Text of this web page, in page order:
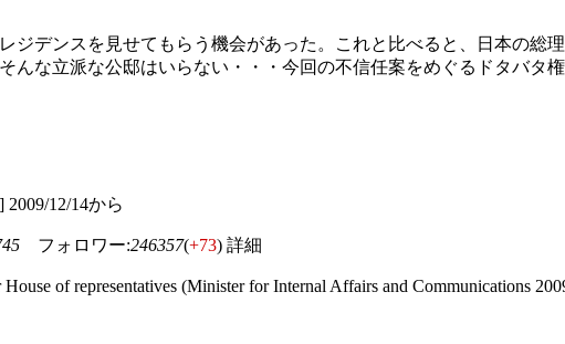
ジデンスを見せてもらう機会があった。これと比べると、日本の総
んな立派な公邸はいらない・・・今回の不信任案をめぐるドタバタ
2009/12/14から
フォロワー:246357(+73) 詳細
of representatives (Minister for Internal Affairs and Communications